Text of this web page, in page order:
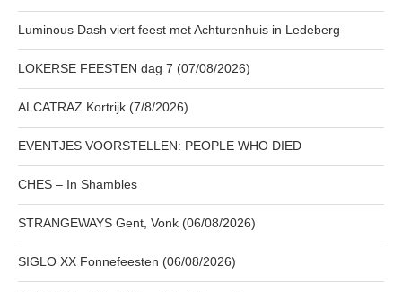
Luminous Dash viert feest met Achturenhuis in Ledeberg
LOKERSE FEESTEN dag 7 (07/08/2026)
ALCATRAZ Kortrijk (7/8/2026)
EVENTJES VOORSTELLEN: PEOPLE WHO DIED
CHES – In Shambles
STRANGEWAYS Gent, Vonk (06/08/2026)
SIGLO XX Fonnefeesten (06/08/2026)